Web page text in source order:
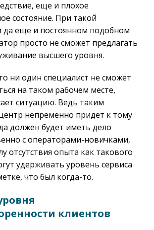
еще и плохое
состояние. При такой
да еще и постоянном подобном
просто не сможет предлагать
высшего уровня.
ни один специалист не сможет
на таком рабочем месте,
ситуацию. Ведь таким
непременно придет к тому
должен будет иметь дело
с операторами-новичками,
отсутствия опыта как такового
удерживать уровень сервиса
что был когда-то.
клиентов